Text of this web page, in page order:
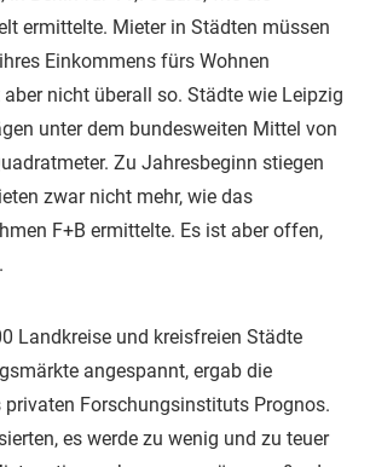
ermittelte. Mieter in Städten müssen
Einkommens fürs Wohnen
nicht überall so. Städte wie Leipzig
unter dem bundesweiten Mittel von
Zu Jahresbeginn stiegen
zwar nicht mehr, wie das
F+B ermittelte. Es ist aber offen,
Landkreise und kreisfreien Städte
angespannt, ergab die
privaten Forschungsinstituts Prognos.
es werde zu wenig und zu teuer